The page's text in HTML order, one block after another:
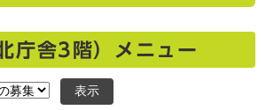
庁舎3階）メニュー
表示